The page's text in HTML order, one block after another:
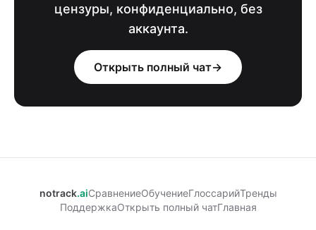
цензуры, конфиденциально, без
аккаунта.
Открыть полный чат→
notrack.aiСравнениеОбучениеГлоссарийТренды
ПоддержкаОткрыть полный чатГлавная